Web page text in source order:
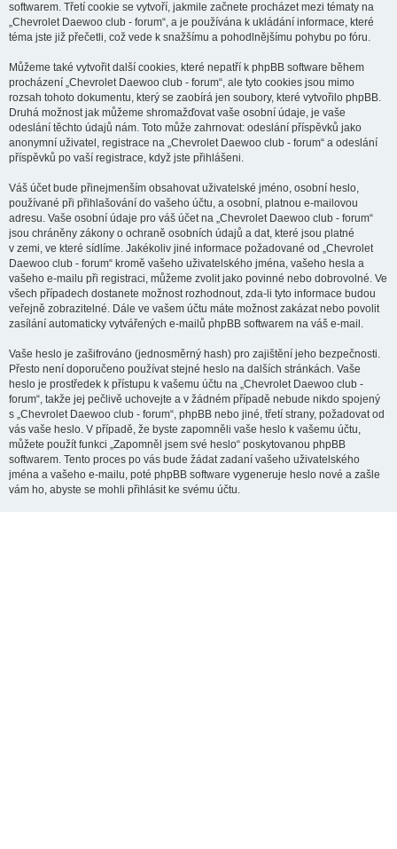
softwarem. Třetí cookie se vytvoří, jakmile začnete procházet mezi tématy na
„Chevrolet Daewoo club - forum“, a je používána k ukládání informace, které
téma jste již přečetli, což vede k snažšímu a pohodlnějšímu pohybu po fóru.
Můžeme také vytvořit další cookies, které nepatří k phpBB software během
procházení „Chevrolet Daewoo club - forum“, ale tyto cookies jsou mimo
rozsah tohoto dokumentu, který se zaobírá jen soubory, které vytvořilo phpBB.
Druhá možnost jak můžeme shromažďovat vaše osobní údaje, je vaše
odeslání těchto údajů nám. Toto může zahrnovat: odeslání příspěvků jako
anonymní uživatel, registrace na „Chevrolet Daewoo club - forum“ a odeslání
příspěvků po vaší registrace, když jste přihlášeni.
Váš účet bude přinejmenším obsahovat uživatelské jméno, osobní heslo,
používané při přihlašování do vašeho účtu, a osobní, platnou e-mailovou
adresu. Vaše osobní údaje pro váš účet na „Chevrolet Daewoo club - forum“
jsou chráněny zákony o ochraně osobních údajů a dat, které jsou platné
v zemi, ve které sídlíme. Jakékoliv jiné informace požadované od „Chevrolet
Daewoo club - forum“ kromě vašeho uživatelského jména, vašeho hesla a
vašeho e-mailu při registraci, můžeme zvolit jako povinné nebo dobrovolné. Ve
všech případech dostanete možnost rozhodnout, zda-li tyto informace budou
veřejně zobrazitelné. Dále ve vašem účtu máte možnost zakázat nebo povolit
zasílání automaticky vytvářených e-mailů phpBB softwarem na váš e-mail.
Vaše heslo je zašifrováno (jednosměrný hash) pro zajištění jeho bezpečnosti.
Přesto není doporučeno používat stejné heslo na dalších stránkách. Vaše
heslo je prostředek k přístupu k vašemu účtu na „Chevrolet Daewoo club -
forum“, takže jej pečlivě uchovejte a v žádném případě nebude nikdo spojený
s „Chevrolet Daewoo club - forum“, phpBB nebo jiné, třetí strany, požadovat od
vás vaše heslo. V případě, že byste zapomněli vaše heslo k vašemu účtu,
můžete použít funkci „Zapomněl jsem své heslo“ poskytovanou phpBB
softwarem. Tento proces po vás bude žádat zadaní vašeho uživatelského
jména a vašeho e-mailu, poté phpBB software vygeneruje heslo nové a zašle
vám ho, abyste se mohli přihlásit ke svému účtu.